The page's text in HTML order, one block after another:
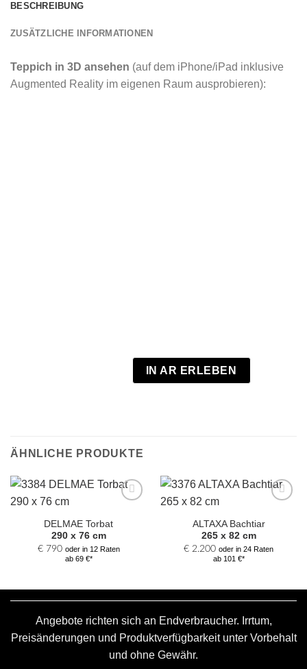
BESCHREIBUNG
ZUSÄTZLICHE INFORMATIONEN
Teppich in 3D ansehen (auf dem iPhone/iPad inklusive
Augmented Reality im eigenen Raum ausprobieren):
IN AR ERLEBEN
ÄHNLICHE PRODUKTE
Auswahl
hinzufügen
DELMAE Torbat
290 x 76 cm
€790 oder in 12 Raten
ab 69 €*
Auswahl
hinzufügen
ALTAXA Bachtiar
265 x 82 cm
€ 2.200 oder in 24 Raten
ab 101 €*
Angebote richten sich an Endverbraucher. Irrtum,
Preisänderungen und Produktverfügbarkeit unter Vorbehalt
und ohne Gewähr.